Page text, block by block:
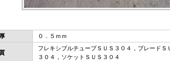
０．５ｍｍ
フレキシブルチューブＳＵＳ３０４，ブレード
３０４，ソケットＳＵＳ３０４